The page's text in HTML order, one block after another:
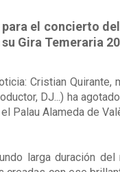
el concierto
Gira Temeraria
Cristian Quirante,
DJ...) ha
Palau Alameda de
larga duración